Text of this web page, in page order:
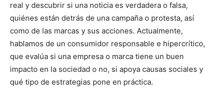
real y descubrir si una noticia es verdadera o falsa,
quiénes están detrás de una campaña o protesta, así
como de las marcas y sus acciones. Actualmente,
hablamos de un consumidor responsable e hipercrítico,
que evalúa si una empresa o marca tiene un buen
impacto en la sociedad o no, si apoya causas sociales y
qué tipo de estrategias pone en práctica.